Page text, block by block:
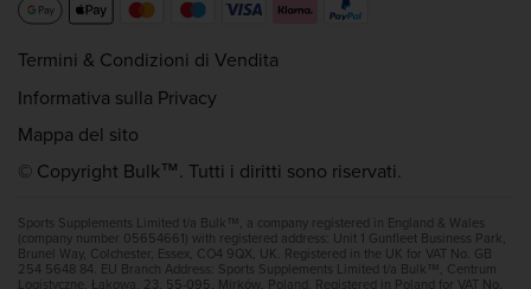
Termini & Condizioni di Vendita
Informativa sulla Privacy
Mappa del sito
© Copyright Bulk™. Tutti i diritti sono riservati.
Sports Supplements Limited t/a Bulk™, a company registered in England & Wales
(company number 05654661) with registered address: Unit 1 Gunfleet Business Park,
Brunel Way, Colchester, Essex, CO4 9QX, UK. Registered in the UK for VAT No. GB
254 5648 84. EU Branch Address: Sports Supplements Limited t/a Bulk™, Centrum
Logistyczne, Łąkowa, 23, 55-095, Mirków, Poland. Registered in Poland for VAT No.